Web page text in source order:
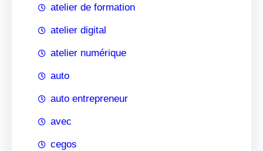
atelier de formation
atelier digital
atelier numérique
auto
auto entrepreneur
avec
cegos